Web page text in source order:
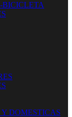
BICICLETA
DOMESTICAS